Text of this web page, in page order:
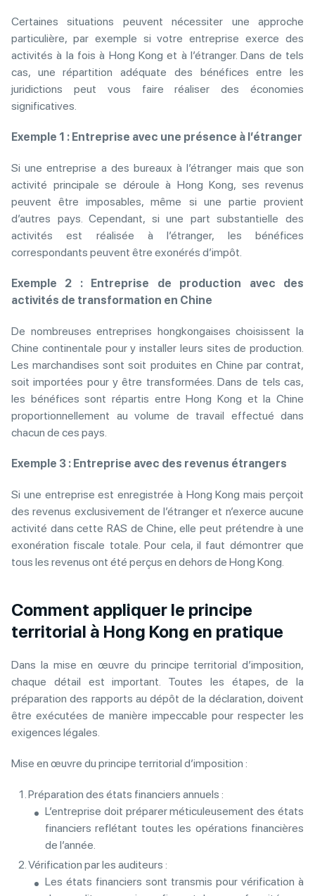
Certaines situations peuvent nécessiter une approche
particulière, par exemple si votre entreprise exerce des
activités à la fois à Hong Kong et à l’étranger. Dans de tels
cas, une répartition adéquate des bénéfices entre les
juridictions peut vous faire réaliser des économies
significatives.
Exemple 1 : Entreprise avec une présence à l’étranger
Si une entreprise a des bureaux à l’étranger mais que son
activité principale se déroule à Hong Kong, ses revenus
peuvent être imposables, même si une partie provient
d’autres pays. Cependant, si une part substantielle des
activités est réalisée à l’étranger, les bénéfices
correspondants peuvent être exonérés d’impôt.
Exemple 2 : Entreprise de production avec des
activités de transformation en Chine
De nombreuses entreprises hongkongaises choisissent la
Chine continentale pour y installer leurs sites de production.
Les marchandises sont soit produites en Chine par contrat,
soit importées pour y être transformées. Dans de tels cas,
les bénéfices sont répartis entre Hong Kong et la Chine
proportionnellement au volume de travail effectué dans
chacun de ces pays.
Exemple 3 : Entreprise avec des revenus étrangers
Si une entreprise est enregistrée à Hong Kong mais perçoit
des revenus exclusivement de l’étranger et n’exerce aucune
activité dans cette RAS de Chine, elle peut prétendre à une
exonération fiscale totale. Pour cela, il faut démontrer que
tous les revenus ont été perçus en dehors de Hong Kong.
Comment appliquer le principe
territorial à Hong Kong en pratique
Dans la mise en œuvre du principe territorial d’imposition,
chaque détail est important. Toutes les étapes, de la
préparation des rapports au dépôt de la déclaration, doivent
être exécutées de manière impeccable pour respecter les
exigences légales.
Mise en œuvre du principe territorial d’imposition :
Préparation des états financiers annuels :
L’entreprise doit préparer méticuleusement des états
financiers reflétant toutes les opérations financières
de l’année.
Vérification par les auditeurs :
Les états financiers sont transmis pour vérification à